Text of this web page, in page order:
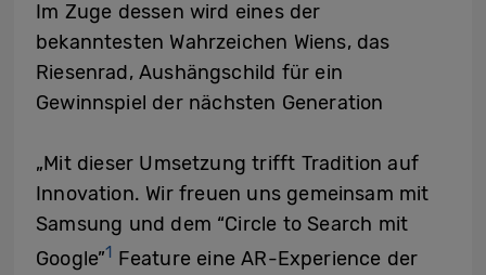
Im Zuge dessen wird eines der
bekanntesten Wahrzeichen Wiens, das
Riesenrad, Aushängschild für ein
Gewinnspiel der nächsten Generation
„Mit dieser Umsetzung trifft Tradition auf
Innovation. Wir freuen uns gemeinsam mit
Samsung und dem “Circle to Search mit
Google”1 Feature eine AR-Experience der